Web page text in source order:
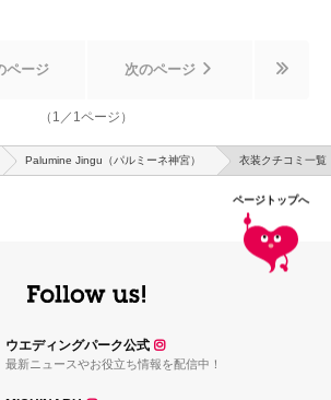
ページ 次のページ
（ 1 ／ 1ページ）
Palumine Jingu（パルミーネ神宮） 衣装クチコミ一覧
ページトップへ
ウエディングパーク公式
最新ニュースやお役立ち情報を配信中！